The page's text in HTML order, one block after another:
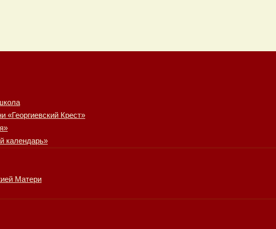
«Георгиевский Крест»
календарь»
Матери